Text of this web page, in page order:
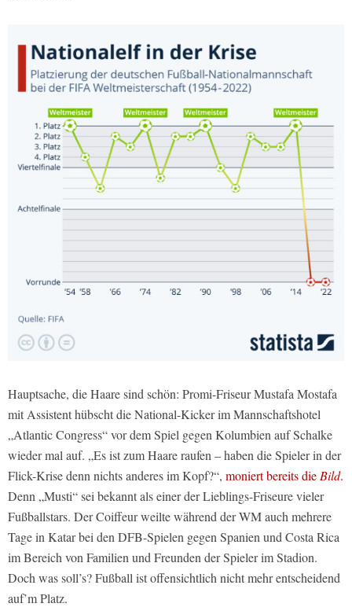
Hauptsache, die Haare sind schön: Promi-Friseur Mustafa Mostafa
mit Assistent hübscht die National-Kicker im Mannschaftshotel
„Atlantic Congress“ vor dem Spiel gegen Kolumbien auf Schalke
wieder mal auf. „Es ist zum Haare raufen – haben die Spieler in der
Flick-Krise denn nichts anderes im Kopf?“, moniert bereits die Bild.
Denn „Musti“ sei bekannt als einer der Lieblings-Friseure vieler
Fußballstars. Der Coiffeur weilte während der WM auch mehrere
Tage in Katar bei den DFB-Spielen gegen Spanien und Costa Rica
im Bereich von Familien und Freunden der Spieler im Stadion.
Doch was soll’s? Fußball ist offensichtlich nicht mehr entscheidend
auf’m Platz.